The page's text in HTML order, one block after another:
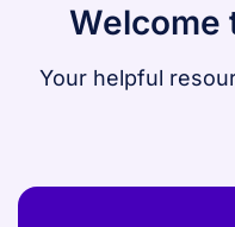
Welcome
Your helpful